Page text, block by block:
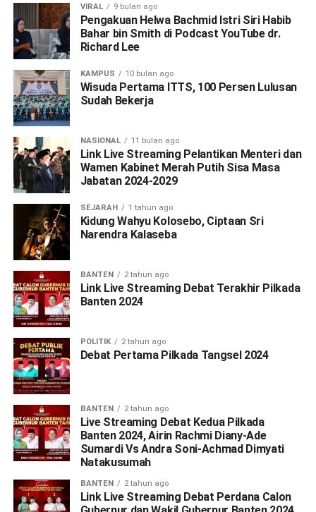
VIRAL 9 bulan ago
Pengakuan Helwa Bachmid Istri Siri Habib
Bahar bin Smith di Podcast YouTube dr.
Richard Lee
KAMPUS 10 bulan ago
Wisuda Pertama ITTS, 100 Persen Lulusan
Sudah Bekerja
NASIONAL 11 bulan ago
Link Live Streaming Pelantikan Menteri dan
Wamen Kabinet Merah Putih Sisa Masa
Jabatan 2024-2029
SEJARAH 1 tahun ago
Kidung Wahyu Kolosebo, Ciptaan Sri
Narendra Kalaseba
BANTEN 2 tahun ago
Link Live Streaming Debat Terakhir Pilkada
Banten 2024
POLITIK 2 tahun ago
Debat Pertama Pilkada Tangsel 2024
BANTEN 2 tahun ago
Live Streaming Debat Kedua Pilkada
Banten 2024, Airin Rachmi Diany-Ade
Sumardi Vs Andra Soni-Achmad Dimyati
Natakusumah
BANTEN 2 tahun ago
Link Live Streaming Debat Perdana Calon